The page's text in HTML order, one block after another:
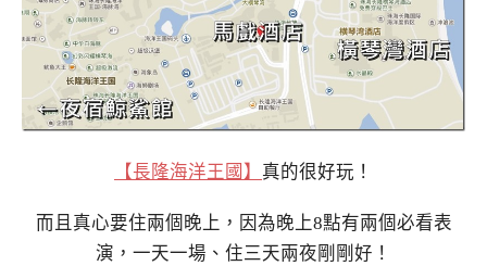
【長隆海洋王國】 真的很好玩！
而且真心要住兩個晚上，因為晚上8點有兩個必看表
演，一天一場、住三天兩夜剛剛好！